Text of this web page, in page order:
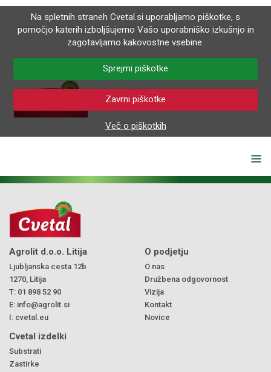
Na spletnih straneh Cvetal.si uporabljamo piškotke, s
pomočjo katerih izboljšujemo Vašo uporabniško izkušnjo in
zagotavljamo kakovostne vsebine.
Sprejmi piškotke
Zavrni piškotke
Več o piškotkih
Agrolit d.o.o. Litija
Ljubljanska cesta 12b
1270, Litija
T: 01 898 52 90
E: info@agrolit.si
I: cvetal.eu
O podjetju
O nas
Družbena odgovornost
Vizija
Kontakt
Novice
Cvetal izdelki
Substrati
Zastirke